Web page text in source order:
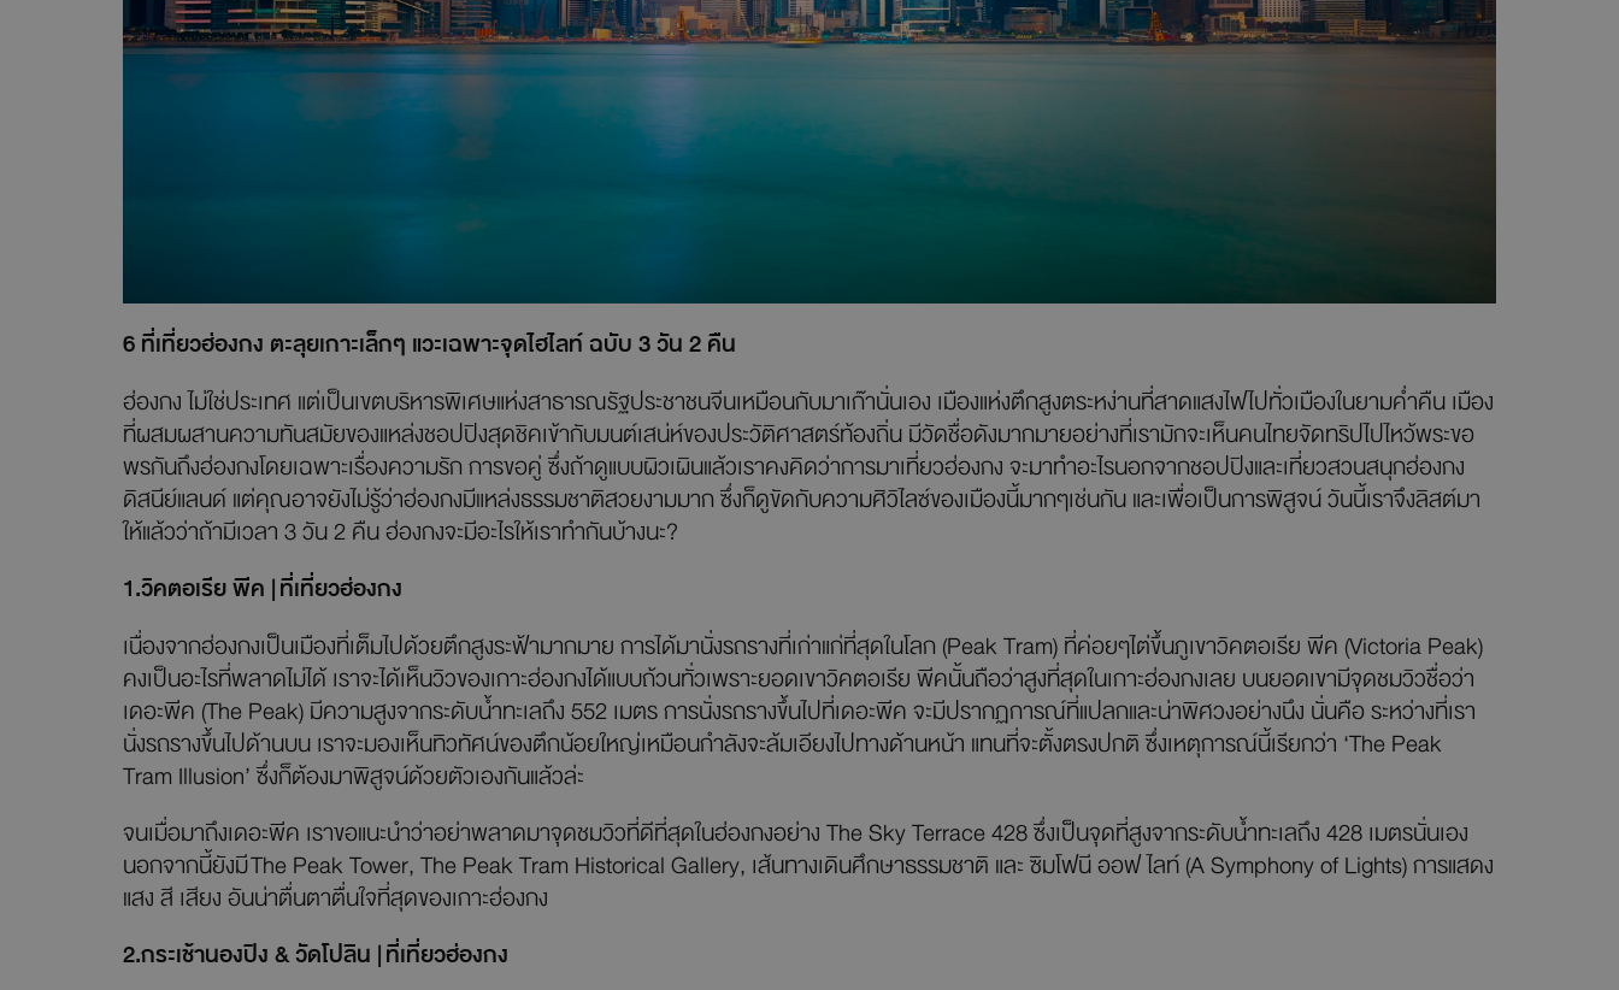
6 ที่เที่ยวฮ่องกง ตะลุยเกาะเล็กๆ แวะเฉพาะจุดไฮไลท์ ฉบับ 3 วัน 2 คืน
ฮ่องกง ไม่ใช่ประเทศ แต่เป็นเขตบริหารพิเศษแห่งสาธารณรัฐประชาชนจีนเหมือนกับมาเก๊านั่นเอง เมืองแห่งตึกสูงตระหง่านที่สาดแสงไฟไปทั่วเมืองในยามค่ำคืน เมือง
ที่ผสมผสานความทันสมัยของแหล่งชอปปิงสุดชิคเข้ากับมนต์เสน่ห์ของประวัติศาสตร์ท้องถิ่น มีวัดชื่อดังมากมายอย่างที่เรามักจะเห็นคนไทยจัดทริปไปไหว้พระขอ
พรกันถึงฮ่องกงโดยเฉพาะเรื่องความรัก การขอคู่ ซึ่งถ้าดูแบบผิวเผินแล้วเราคงคิดว่าการมาเที่ยวฮ่องกง จะมาทำอะไรนอกจากชอปปิงและเที่ยวสวนสนุกฮ่องกง
ดิสนีย์แลนด์ แต่คุณอาจยังไม่รู้ว่าฮ่องกงมีแหล่งธรรมชาติสวยงามมาก ซึ่งก็ดูขัดกับความศิวิไลซ์ของเมืองนี้มากๆเช่นกัน และเพื่อเป็นการพิสูจน์ วันนี้เราจึงลิสต์มา
ให้แล้วว่าถ้ามีเวลา 3 วัน 2 คืน ฮ่องกงจะมีอะไรให้เราทำกันบ้างนะ?
1.วิคตอเรีย พีค |ที่เที่ยวฮ่องกง
เนื่องจากฮ่องกงเป็นเมืองที่เต็มไปด้วยตึกสูงระฟ้ามากมาย การได้มานั่งรถรางที่เก่าแก่ที่สุดในโลก (Peak Tram) ที่ค่อยๆไต่ขึ้นภูเขาวิคตอเรีย พีค (Victoria Peak)
คงเป็นอะไรที่พลาดไม่ได้ เราจะได้เห็นวิวของเกาะฮ่องกงได้แบบถ้วนทั่วเพราะยอดเขาวิคตอเรีย พีคนั้นถือว่าสูงที่สุดในเกาะฮ่องกงเลย บนยอดเขามีจุดชมวิวชื่อว่า
เดอะพีค (The Peak) มีความสูงจากระดับน้ำทะเลถึง 552 เมตร การนั่งรถรางขึ้นไปที่เดอะพีค จะมีปรากฏการณ์ที่แปลกและน่าพิศวงอย่างนึง นั่นคือ ระหว่างที่เรา
นั่งรถรางขึ้นไปด้านบน เราจะมองเห็นทิวทัศน์ของตึกน้อยใหญ่เหมือนกำลังจะล้มเอียงไปทางด้านหน้า แทนที่จะตั้งตรงปกติ ซึ่งเหตุการณ์นี้เรียกว่า ‘The Peak
Tram Illusion’ ซึ่งก็ต้องมาพิสูจน์ด้วยตัวเองกันแล้วล่ะ
จนเมื่อมาถึงเดอะพีค เราขอแนะนำว่าอย่าพลาดมาจุดชมวิวที่ดีที่สุดในฮ่องกงอย่าง The Sky Terrace 428 ซึ่งเป็นจุดที่สูงจากระดับน้ำทะเลถึง 428 เมตรนั่นเอง
นอกจากนี้ยังมี The Peak Tower, The Peak Tram Historical Gallery, เส้นทางเดินศึกษาธรรมชาติ และ ซิมโฟนี ออฟ ไลท์ (A Symphony of Lights) การแสดง
แสง สี เสียง อันน่าตื่นตาตื่นใจที่สุดของเกาะฮ่องกง
2.กระเช้านองปิง & วัดโปลิน |ที่เที่ยวฮ่องกง